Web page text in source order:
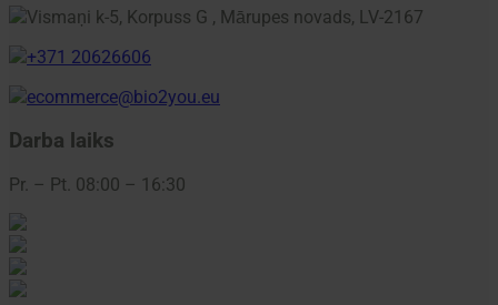
Vismaņi k-5, Korpuss G , Mārupes novads, LV-2167
+371 20626606
ecommerce@bio2you.eu
Darba laiks
Pr. – Pt. 08:00 – 16:30